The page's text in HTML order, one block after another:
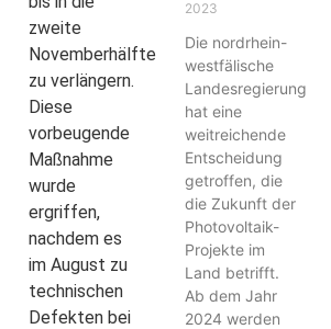
zweite
Novemberhälfte
zu verlängern.
Diese
vorbeugende
Maßnahme
wurde
ergriffen,
nachdem es
im August zu
technischen
Defekten bei
2023
Die nordrhein-
westfälische
Landesregierung
hat eine
weitreichende
Entscheidung
getroffen, die
die Zukunft der
Photovoltaik-
Projekte im
Land betrifft.
Ab dem Jahr
2024 werden